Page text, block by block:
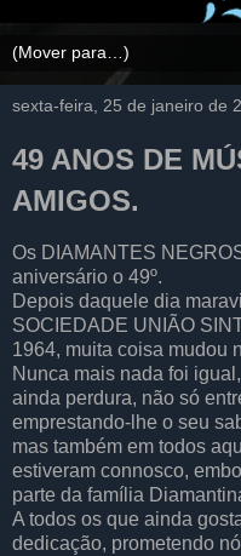
sexta-feira, 25 de janeiro de
49 ANOS DE
AMIGOS.
Os DIAMANTES
aniversário o 49º.
Depois daquele dia
SOCIEDADE UNIÃO
1964, muita coisa mudou
Nunca mais nada foi
ainda perdura, não só
emprestando-lhe o seu
mas também em todos
estiveram connosco,
parte da família
A todos os que ainda
dedicação, prometendo